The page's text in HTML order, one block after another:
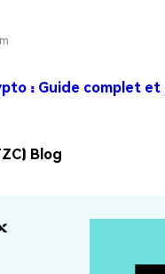
: Guide complet
Blog